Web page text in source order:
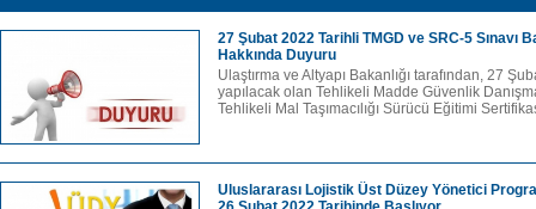
27 Şubat 2022 Tarihli TMGD ve SRC-5 Sınavı
Hakkında Duyuru
Ulaştırma ve Altyapı Bakanlığı tarafından, 27
yapılacak olan Tehlikeli Madde Güvenlik
Tehlikeli Mal Taşımacılığı Sürücü Eğitimi
Uluslararası Lojistik Üst Düzey Yönetici